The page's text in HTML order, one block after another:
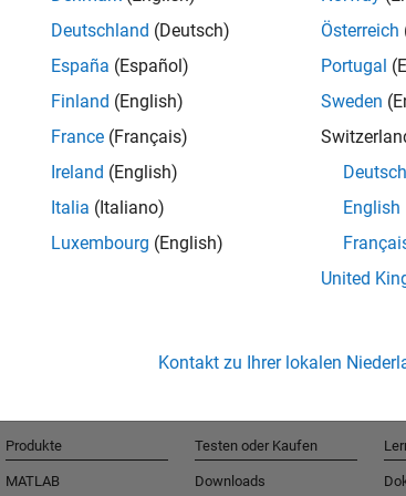
Deutschland (Deutsch)
España (Español)
Finland (English)
France (Français)
Ireland (English)
Italia (Italiano)
Luxembourg (English)
Österreich
Portugal
Sweden
Deutsch
English
United
Kontakt zu Ihrer lokalen
Produkte
MATLAB
Testen oder Kaufen
Downloads